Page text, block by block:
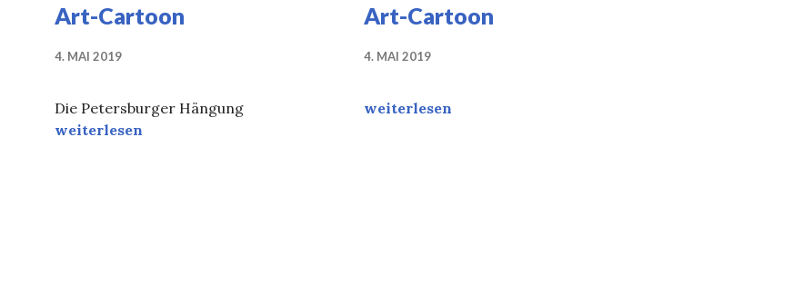
Art-Cartoon
4. MAI 2019
Die Petersburger Hängung
Art-Cartoon
weiterlesen
Art-Cartoon
4. MAI 2019
Art-Cartoon
weiterlesen